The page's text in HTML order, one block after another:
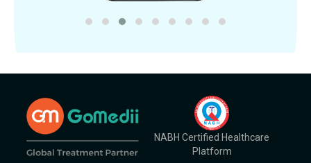
NABH Certified Healthcare
Platform